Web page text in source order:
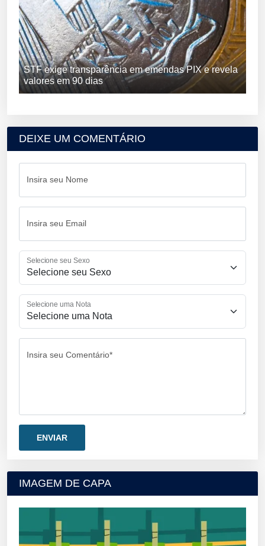
STF exige transparência em emendas PIX e revela
valores em 90 dias
DEIXE UM COMENTÁRIO
Insira seu Nome
Insira seu Email
Selecione seu Sexo
Selecione uma Nota
Insira seu Comentário*
IMAGEM DE CAPA